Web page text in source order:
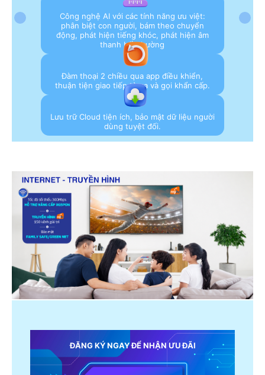
Công nghệ AI với các tính năng ưu việt:
phân biệt con người, bám theo chuyển
động, phát hiện tiếng khóc, phát hiện âm
thanh bất thường
Đàm thoại 2 chiều qua app điều khiển,
thuận tiện giao tiếp từ xa và gọi khẩn cấp.
Lưu trữ Cloud tiện ích, bảo mật dữ liệu người
dùng tuyệt đối.
ĐĂNG KÝ NGAY ĐỂ NHẬN ƯU ĐÃI